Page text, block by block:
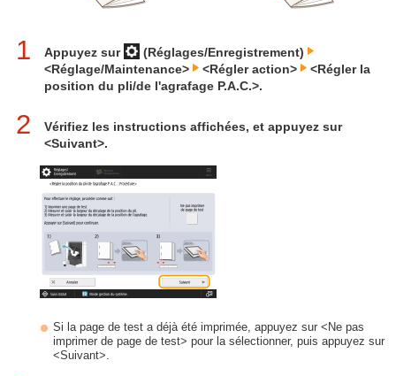
1 Appuyez sur
(Réglages/Enregistrement)
<Réglage/Maintenance>
<Régler action>
<Régler la
position du pli/de l'agrafage P.A.C.>.
2
Vérifiez les instructions affichées, et appuyez sur
<Suivant>.
Si la page de test a déjà été imprimée, appuyez sur <Ne pas
imprimer de page de test> pour la sélectionner, puis appuyez sur
<Suivant>.